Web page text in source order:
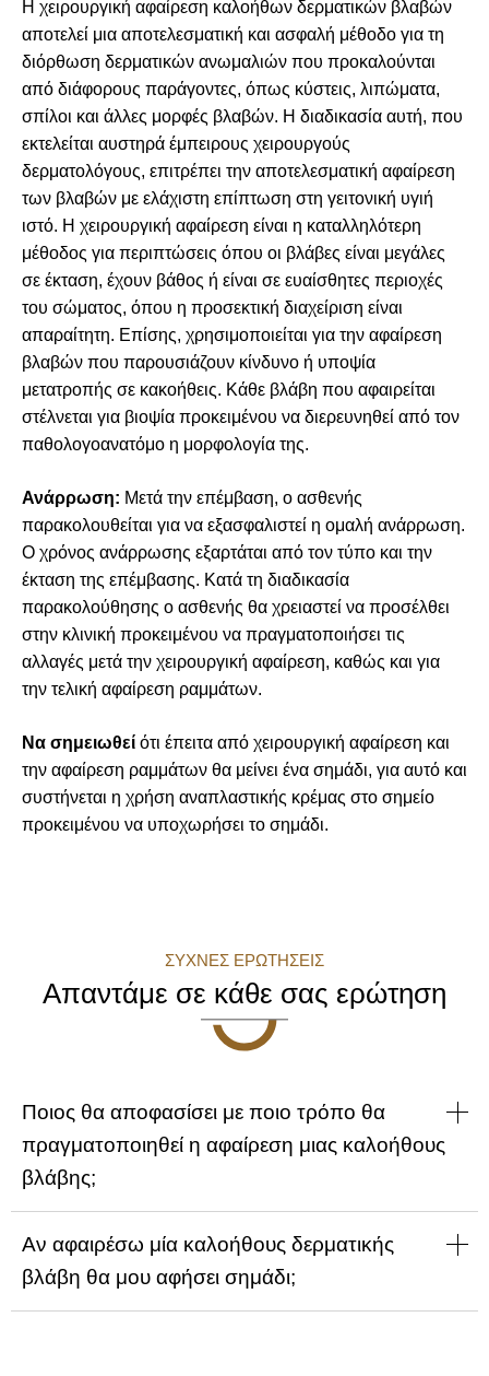
Η χειρουργική αφαίρεση καλοήθων δερματικών βλαβών
αποτελεί μια αποτελεσματική και ασφαλή μέθοδο για τη
διόρθωση δερματικών ανωμαλιών που προκαλούνται
από διάφορους παράγοντες, όπως κύστεις, λιπώματα,
σπίλοι και άλλες μορφές βλαβών. Η διαδικασία αυτή, που
εκτελείται αυστηρά έμπειρους χειρουργούς
δερματολόγους, επιτρέπει την αποτελεσματική αφαίρεση
των βλαβών με ελάχιστη επίπτωση στη γειτονική υγιή
ιστό. Η χειρουργική αφαίρεση είναι η καταλληλότερη
μέθοδος για περιπτώσεις όπου οι βλάβες είναι μεγάλες
σε έκταση, έχουν βάθος ή είναι σε ευαίσθητες περιοχές
του σώματος, όπου η προσεκτική διαχείριση είναι
απαραίτητη. Επίσης, χρησιμοποιείται για την αφαίρεση
βλαβών που παρουσιάζουν κίνδυνο ή υποψία
μετατροπής σε κακοήθεις. Κάθε βλάβη που αφαιρείται
στέλνεται για βιοψία προκειμένου να διερευνηθεί από τον
παθολογοανατόμο η μορφολογία της.
Ανάρρωση: Μετά την επέμβαση, ο ασθενής
παρακολουθείται για να εξασφαλιστεί η ομαλή ανάρρωση.
Ο χρόνος ανάρρωσης εξαρτάται από τον τύπο και την
έκταση της επέμβασης. Κατά τη διαδικασία
παρακολούθησης ο ασθενής θα χρειαστεί να προσέλθει
στην κλινική προκειμένου να πραγματοποιήσει τις
αλλαγές μετά την χειρουργική αφαίρεση, καθώς και για
την τελική αφαίρεση ραμμάτων.
Να σημειωθεί ότι έπειτα από χειρουργική αφαίρεση και
την αφαίρεση ραμμάτων θα μείνει ένα σημάδι, για αυτό και
συστήνεται η χρήση αναπλαστικής κρέμας στο σημείο
προκειμένου να υποχωρήσει το σημάδι.
ΣΥΧΝEΣ ΕΡΩΤHΣΕΙΣ
Απαντάμε σε κάθε σας ερώτηση
Ποιος θα αποφασίσει με ποιο τρόπο θα
πραγματοποιηθεί η αφαίρεση μιας καλοήθους
βλάβης;
Αν αφαιρέσω μία καλοήθους δερματικής
βλάβη θα μου αφήσει σημάδι;